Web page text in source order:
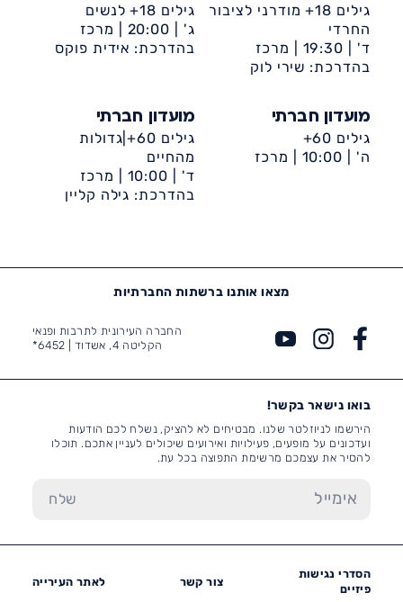
גילים 18+ מודרני לציבור
החרדי
ד' | 19:30 |
מרכז
קהילתי דיונה
בהדרכת: שירי לוק
גילים 18+ לנשים
ג' | 20:00 |
מרכז
קהילתי דיונה
בהדרכת: אידית פוקס
מועדון חברתי
גילים 60+
ה' | 10:00 |
מרכז
מועדון חברתי
גילים 60+|גדולות
מהחיים
ד' | 10:00 |
מרכז
קהילתי דיונה
בהדרכת: גילה קליין
מצאו אותנו ברשתות החברתיות
החברה העירונית לתרבות ופנאי
הקליטה 4, אשדוד |
6452*
בואו נישאר בקשר!
הירשמו לניוזלטר שלנו. מבטיחים לא להציק, נשלח לכם הודעות
ועדכונים על מופעים, פעילויות ואירועים שיכולים לעניין אתכם. תוכלו
להסיר את עצמכם מרשימת התפוצה בכל עת.
הסדרי נגישות
פיזיים
צור קשר לאתר העירייה